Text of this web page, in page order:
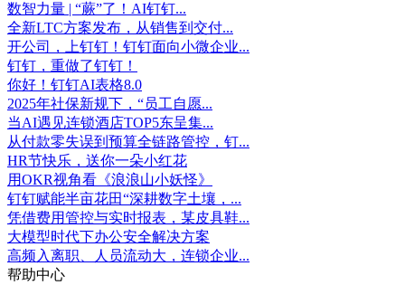
数智力量 | “蕨”了！AI钉钉...
全新LTC方案发布，从销售到交付...
开公司，上钉钉！钉钉面向小微企业...
钉钉，重做了钉钉！
你好！钉钉AI表格8.0
2025年社保新规下，“员工自愿...
当AI遇见连锁酒店TOP5东呈集...
从付款零失误到预算全链路管控，钉...
HR节快乐，送你一朵小红花
用OKR视角看《浪浪山小妖怪》
钉钉赋能半亩花田“深耕数字土壤，...
凭借费用管控与实时报表，某皮具鞋...
大模型时代下办公安全解决方案
高频入离职、人员流动大，连锁企业...
帮助中心